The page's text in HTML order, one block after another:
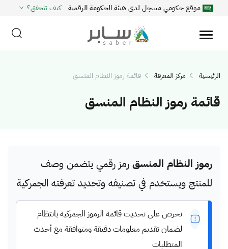
موقع حكومي مسجل لدى هيئة الحكومة الرقمية كيف تتحقق؟
الرئيسية مركز المعرفة قائمة رموز النظام المنسق
قائمة رموز النظام المنسق
رموز النظام المنسق رمز رقمي يتضمن وصف
للمنتج ويستخدم في تصنيفه وتحديد تعرفته الجمركية
نحرص على تحديث قائمة الرموز الجمركية بانتظام
لضمان تقديم معلومات دقيقة ومتوافقة مع أحدث
المتطلبات